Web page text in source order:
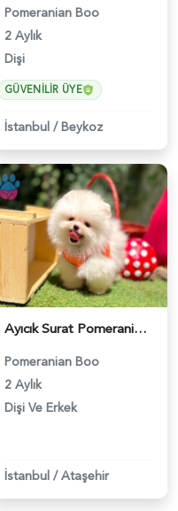
Pomeranian Boo
2 Aylık
Dişi
GÜVENILIR ÜYE
İstanbul /Beykoz
Ayıcık Surat Pomeranian Boo Bebekler - 6221
Pomeranian Boo
2 Aylık
Dişi Ve Erkek
İstanbul /Ataşehir